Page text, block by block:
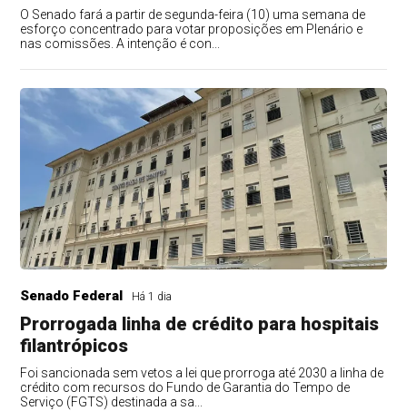
O Senado fará a partir de segunda-feira (10) uma semana de
esforço concentrado para votar proposições em Plenário e
nas comissões. A intenção é con...
Senado Federal Há 1 dia
Prorrogada linha de crédito para hospitais
filantrópicos
Foi sancionada sem vetos a lei que prorroga até 2030 a linha de
crédito com recursos do Fundo de Garantia do Tempo de
Serviço (FGTS) destinada a sa...